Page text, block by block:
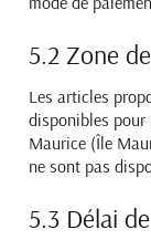
5.2 Zone
Les articles
disponibles pour
Maurice (Île
ne sont pas
5.3 Délai